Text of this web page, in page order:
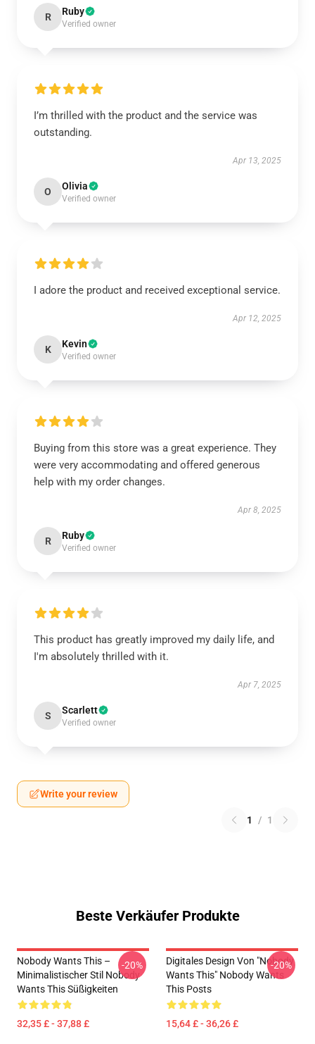
R Ruby
Verified owner
I’m thrilled with the product and the service was
outstanding.
Apr 13, 2025
O Olivia
Verified owner
I adore the product and received exceptional service.
Apr 12, 2025
K Kevin
Verified owner
Buying from this store was a great experience. They
were very accommodating and offered generous
help with my order changes.
Apr 8, 2025
R Ruby
Verified owner
This product has greatly improved my daily life, and
I'm absolutely thrilled with it.
Apr 7, 2025
S Scarlett
Verified owner
Write your review
1 / 1
Beste Verkäufer Produkte
Nobody Wants This –
Minimalistischer Stil Nobody
Wants This Süßigkeiten
32,35 £ - 37,88 £
-20%
Digitales Design Von "Nobody
Wants This" Nobody Wants
This Posts
15,64 £ - 36,26 £
-20%